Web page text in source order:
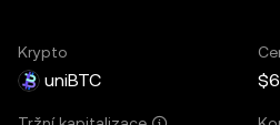
Krypto
uniBTC